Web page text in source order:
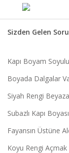
Sizden Gelen
Kapı Boyam
Boyada Dalgalar
Siyah Rengi
Subazlı Kapı
Fayansın Üstüne
Koyu Rengi